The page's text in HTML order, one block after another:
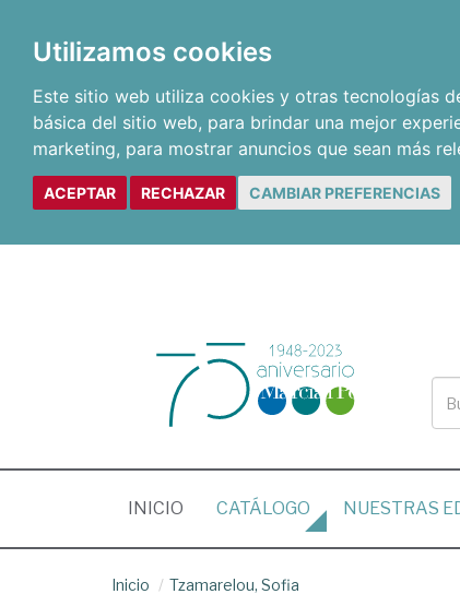
Utilizamos cookies
Este sitio web utiliza cookies y otras tecnologías
básica del sitio web, para brindar una mejor
marketing, para mostrar anuncios que sean más
ACEPTAR RECHAZAR CAMBIAR PREFERENCIAS
INICIO (CURRENT)
CATÁLOGO NUESTRAS
Inicio Tzamarelou, Sofia